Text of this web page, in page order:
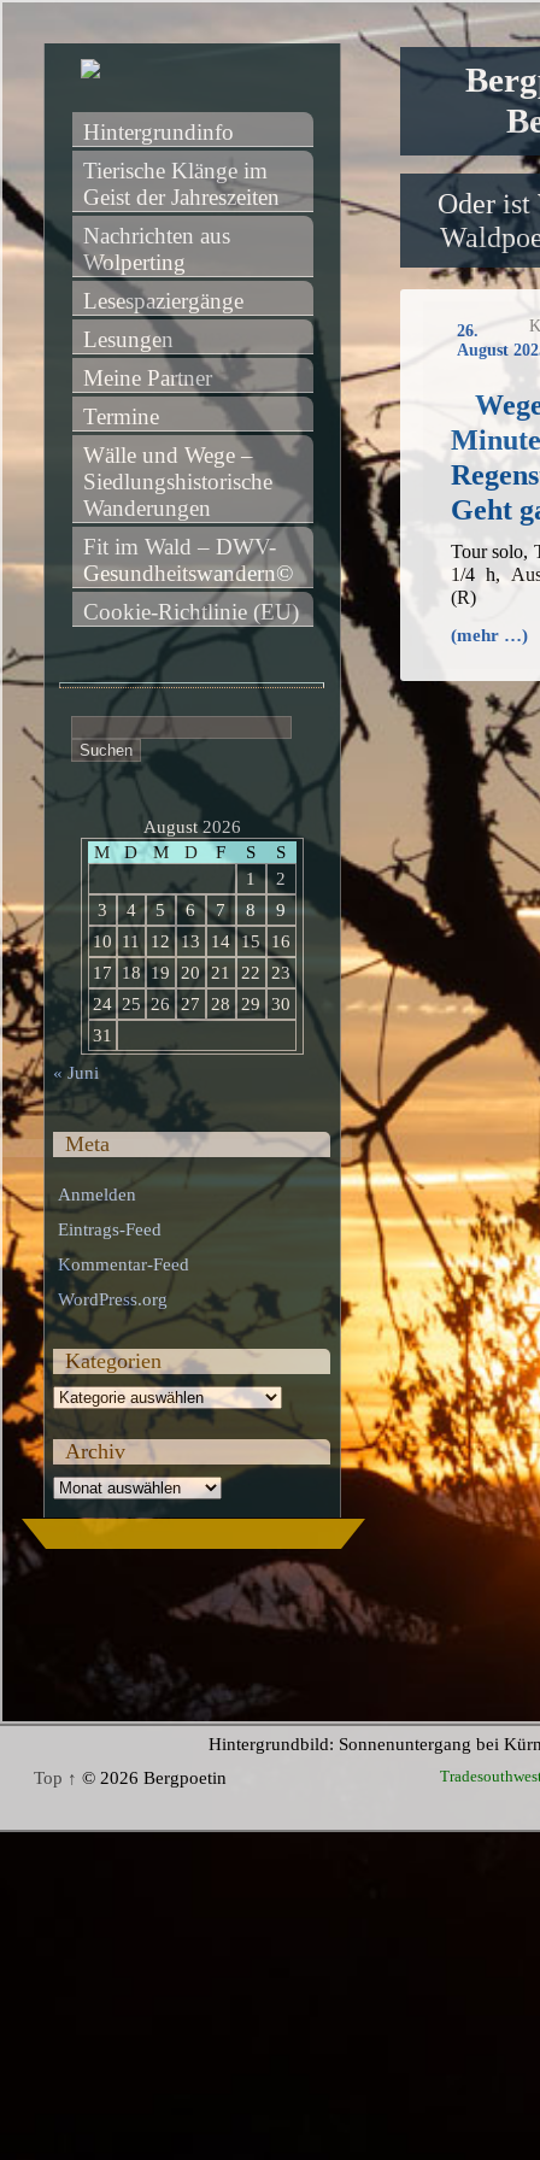
Oder ist
26.
August
Geht
Tour solo,
1/4 h,
(R)
(mehr …)
Hintergrundinfo
Tierische Klänge im
Geist der Jahreszeiten
Nachrichten aus
Wolperting
Lesespaziergänge
Lesungen
Meine Partner
Termine
Wälle und Wege –
Siedlungshistorische
Wanderungen
Fit im Wald – DWV-
Gesundheitswandern©
Cookie-Richtlinie (EU)
nach:
August 2026
M
D M D F S
S
1
2
3
4 5 6 7 8
9
10
11 12 13 14 15
16
17
18 19 20 21 22
23
24 25 26 27 28 29
30
31
« Juni
Meta
Anmelden
Eintrags-Feed
Kommentar-Feed
WordPress.org
Kategorien
Kategorien
Archiv
Archiv
Hintergrundbild: Sonnenuntergang bei
Top ↑ © 2026 Bergpoetin